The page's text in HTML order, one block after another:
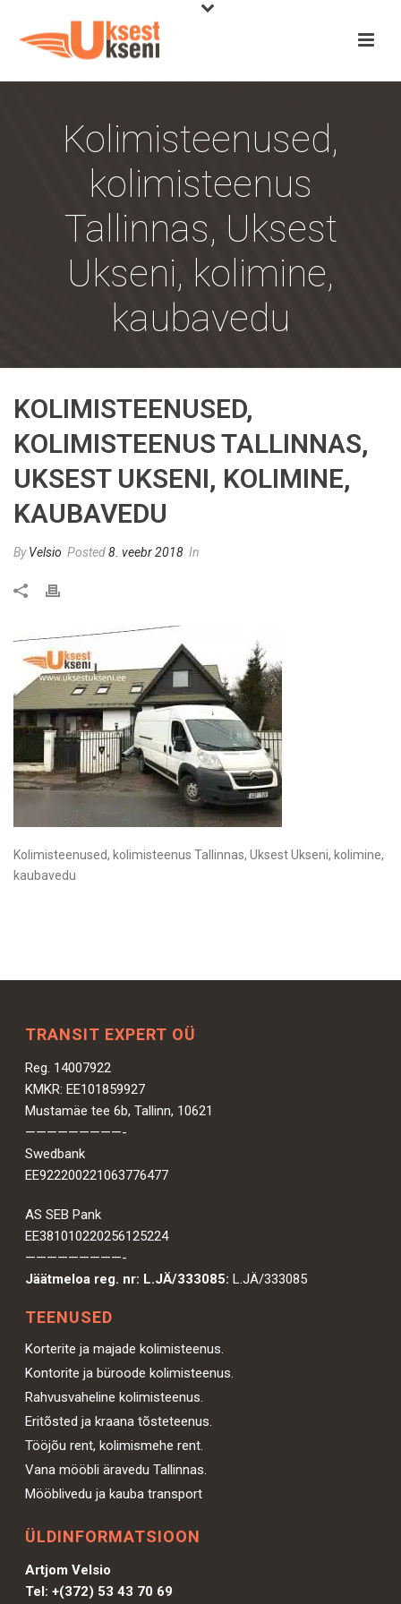
Kolimisteenused,
kolimisteenus
Tallinnas, Uksest
Ukseni, kolimine,
kaubavedu
KOLIMISTEENUSED,
KOLIMISTEENUS TALLINNAS,
UKSEST UKSENI, KOLIMINE,
KAUBAVEDU
ByVelsio Posted8. veebr 2018 In
Kolimisteenused, kolimisteenus Tallinnas, Uksest Ukseni, kolimine,
kaubavedu
TRANSIT EXPERT OÜ
Reg. 14007922
KMKR: EE101859927
Mustamäe tee 6b, Tallinn, 10621
—————————-
Swedbank
EE922200221063776477
AS SEB Pank
EE381010220256125224
—————————-
Jäätmeloa reg. nr: L.JÄ/333085: L.JÄ/333085
TEENUSED
Korterite ja majade kolimisteenus.
Kontorite ja büroode kolimisteenus.
Rahvusvaheline kolimisteenus.
Eritõsted ja kraana tõsteteenus.
Tööjõu rent, kolimismehe rent.
Vana mööbli äravedu Tallinnas.
Mööblivedu ja kauba transport
ÜLDINFORMATSIOON
Artjom Velsio
Tel:+(372) 53 43 70 69